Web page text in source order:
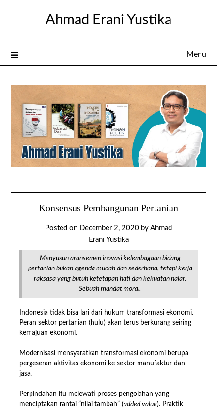
Ahmad Erani Yustika
Menu
Konsensus Pembangunan Pertanian
Posted on December 2, 2020 by Ahmad
Erani Yustika
Menyusun aransemen inovasi kelembagaan bidang
pertanian bukan agenda mudah dan sederhana, tetapi kerja
raksasa yang butuh ketetapan hati dan kekuatan nalar.
Sebuah mandat moral.
Indonesia tidak bisa lari dari hukum transformasi ekonomi.
Peran sektor pertanian (hulu) akan terus berkurang seiring
kemajuan ekonomi.
Modernisasi mensyaratkan transformasi ekonomi berupa
pergeseran aktivitas ekonomi ke sektor manufaktur dan
jasa.
Perpindahan itu melewati proses pengolahan yang
menciptakan rantai ”nilai tambah” (added value). Praktik